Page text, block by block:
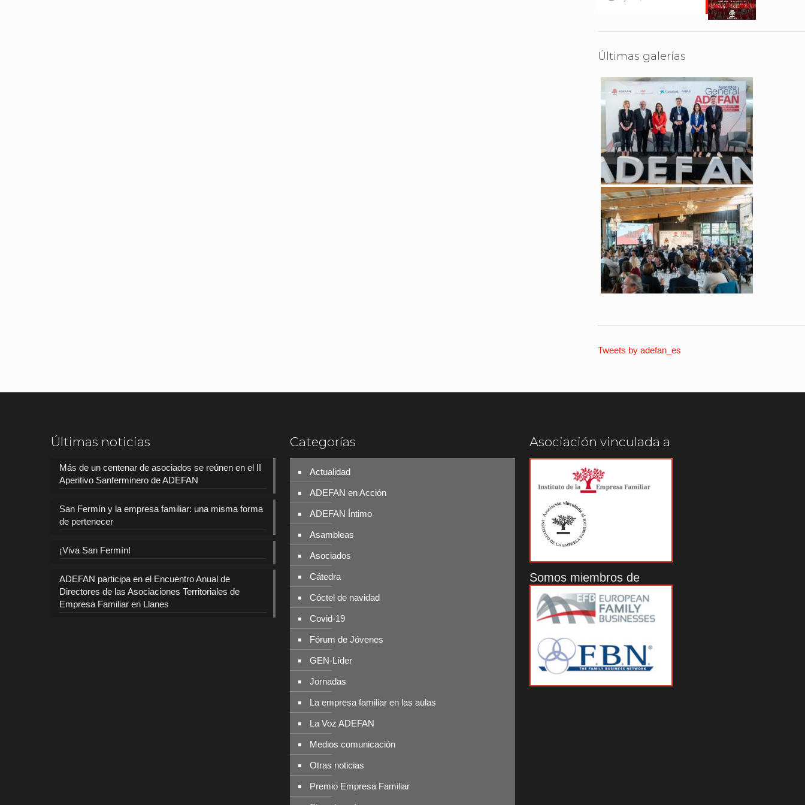
Últimas galerías
Tweets by adefan_es
Últimas noticias
Más de un centenar de asociados se reúnen en el II
Aperitivo Sanferminero de ADEFAN
San Fermín y la empresa familiar: una misma forma
de pertenecer
¡Viva San Fermín!
ADEFAN participa en el Encuentro Anual de
Directores de las Asociaciones Territoriales de
Empresa Familiar en Llanes
Categorías
Actualidad
ADEFAN en Acción
ADEFAN Íntimo
Asambleas
Asociados
Cátedra
Cóctel de navidad
Covid-19
Fórum de Jóvenes
GEN-Líder
Jornadas
La empresa familiar en las aulas
La Voz ADEFAN
Medios comunicación
Otras noticias
Premio Empresa Familiar
Asociación vinculada a
Somos miembros de